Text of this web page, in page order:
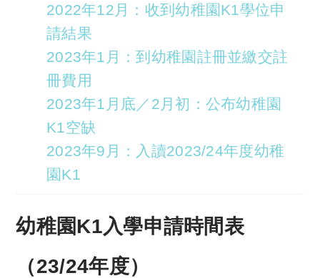
2022年12月：收到幼稚園K1學位申
請結果
2023年1月：到幼稚園註冊並繳交註
冊費用
2023年1月底／2月初：公布幼稚園
K1空缺
2023年9月：入讀2023/24年度幼稚
園K1
幼稚園K1入學申請時間表
（23/24年度）